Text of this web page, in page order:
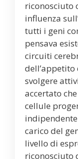
riconosciuto
influenza
tutti i geni
pensava
circuiti
dell’appetito
svolgere
accertato
cellule
carico del
livello di
riconosciuto